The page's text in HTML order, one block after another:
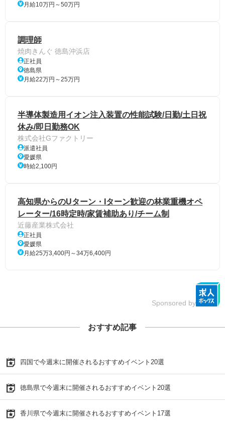
月給10万円～50万円
調理師
焼肉きんぐ 徳島沖浜店
正社員
徳島県
月給22万円～25万円
半導体製造用イオン注入装置の性能試験/日勤/土日祝
休み/即日勤務OK
株式会社Gファクトリー
派遣社員
愛媛県
時給2,100円
高知県からのUターン・Iターン歓迎の林業重機オペ
レーター/16時定時/家賃補助あり/チーム制
近藤産業株式会社
正社員
愛媛県
月給25万3,400円～34万6,400円
Sponsored by
おすすめ記事
四国で今週末に開催されるおすすめイベント20選
徳島県で今週末に開催されるおすすめイベント20選
香川県で今週末に開催されるおすすめイベント17選